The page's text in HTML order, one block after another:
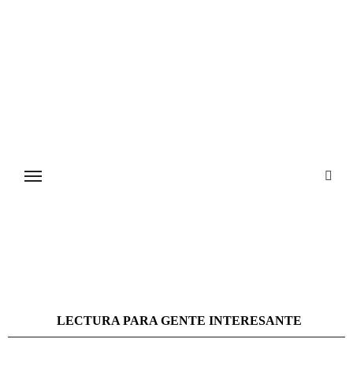
LECTURA PARA GENTE INTERESANTE